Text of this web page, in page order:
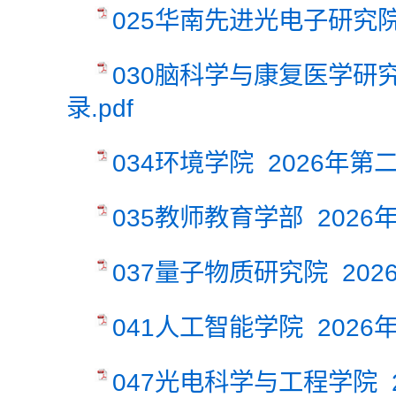
025华南先进光电子研究
030脑科学与康复医学研
录.pdf
034环境学院 2026年第
035教师教育学部 2026
037量子物质研究院
041人工智能学院 2026
047光电科学与工程学院